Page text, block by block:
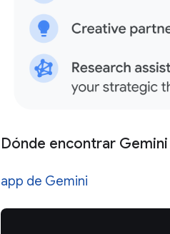
Dónde encontrar Gemini
app de Gemini